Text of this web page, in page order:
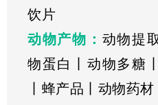
饮片
动物产物 ： 动物提
物蛋白丨动物多糖
丨蜂产品丨动物药材